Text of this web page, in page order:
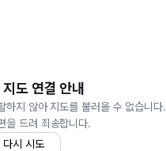
지도 연결 안내
하지 않아 지도를 불러올 수 없습니다.
을 드려 죄송합니다.
다시 시도